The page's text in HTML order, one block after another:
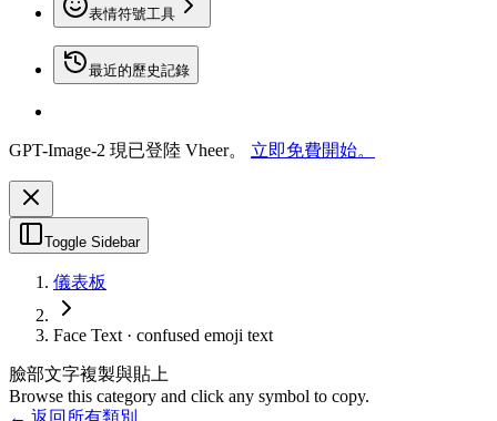
表情符號工具
最近的歷史記錄
GPT-Image-2 現已登陸 Vheer。 立即免費開始。
Toggle Sidebar
儀表板
Face Text · confused emoji text
臉部文字複製與貼上
Browse this category and click any symbol to copy.
← 返回所有類別